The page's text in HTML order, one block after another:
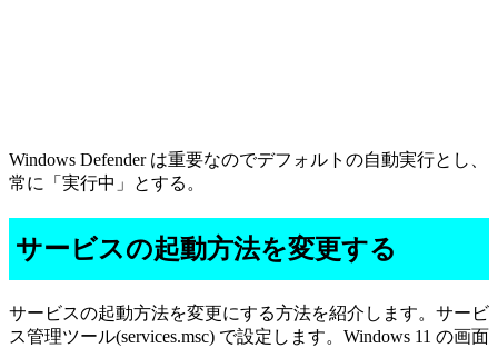
Windows Defender は重要なのでデフォルトの自動実行とし、
常に「実行中」とする。
サービスの起動方法を変更する
サービスの起動方法を変更にする方法を紹介します。サービ
ス管理ツール(services.msc) で設定します。Windows 11 の画面